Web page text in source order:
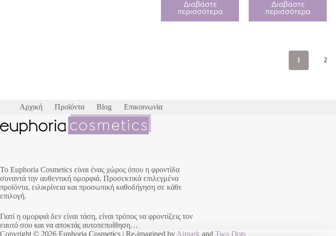
Διαβάστε
περισσότερα
Διαβάστε
περισσότερα
1 2
Αρχική Προϊόντα Blog Επικοινωνία
Το Euphoria Cosmetics είναι ένας χώρος όπου η φροντίδα
συναντά την αυθεντική ομορφιά. Προσεκτικά επιλεγμένα
προϊόντα, ειλικρίνεια και προσωπική καθοδήγηση σε κάθε
επιλογή.
Γιατί η ομορφιά δεν είναι τάση, είναι τρόπος να φροντίζεις τον
εαυτό σου και να αποκτάς αυτοπεποίθηση…
Copyright © 2026 Euphoria Cosmetics | Re-imagined by Aimark and Two Dots